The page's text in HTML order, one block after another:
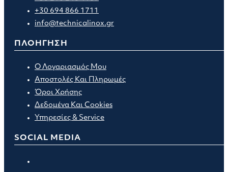
+30 694 866 1711
info@technicalinox.gr
ΠΛΟΗΓΗΣΗ
Ο Λογαριασμός Μου
Αποστολές Και Πληρωμές
Όροι Χρήσης
Δεδομένα Και Cookies
Υπηρεσίες & Service
SOCIAL MEDIA